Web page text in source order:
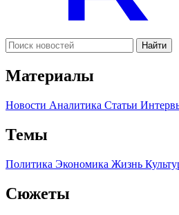
Найти
Материалы
Новости Аналитика Статьи
Темы
Политика Экономика Жизнь
Сюжеты